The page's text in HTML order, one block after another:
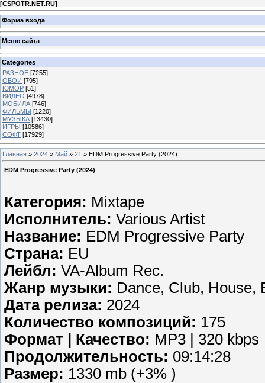
[CSPOTR.NET.RU]
Форма входа
Меню сайта
Categories
РАЗНОЕ [7255]
ОБОИ [795]
ЮМОР [51]
ВИДЕО [4978]
МОБИЛА [746]
ФИЛЬМЫ [1220]
МУЗЫКА [13430]
ИГРЫ [10586]
СОФТ [17929]
Главная » 2024 » Май » 21 » EDM Progressive Party (2024)
EDM Progressive Party (2024)
Категория: Mixtape
Исполнитель: Various Artist
Название: EDM Progressive Party
Страна: EU
Лейбл: VA-Album Rec.
Жанр музыки: Dance, Club, House,
Дата релиза: 2024
Количество композиций: 175
Формат | Качество: MP3 | 320 kbps
Продолжительность: 09:14:28
Размер: 1330 mb (+3% )